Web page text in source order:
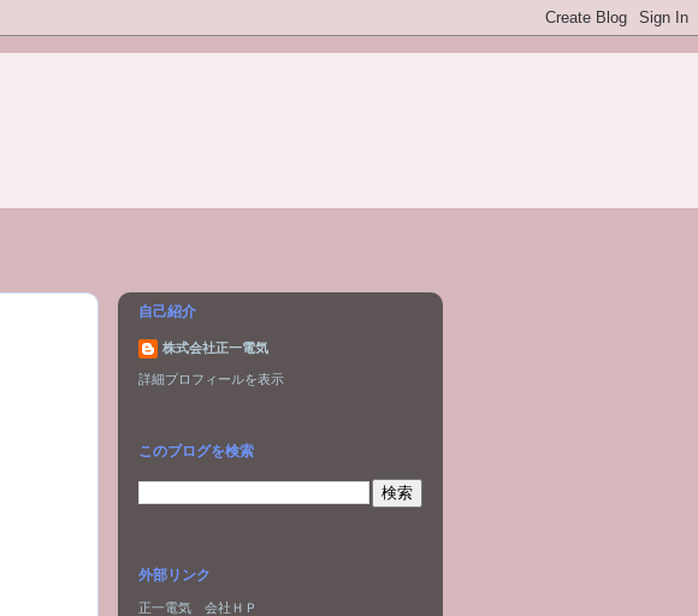
自己紹介
株式会社正一電気
詳細プロフィールを表示
このブログを検索
外部リンク
正一電気 会社ＨＰ